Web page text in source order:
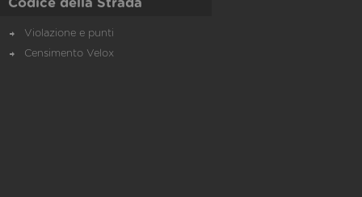
Codice della Strada
Violazione e punti
Censimento Velox